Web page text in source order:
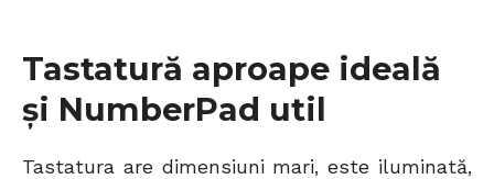
Tastatură aproape ideală
și NumberPad util
Tastatura are dimensiuni mari, este iluminată,